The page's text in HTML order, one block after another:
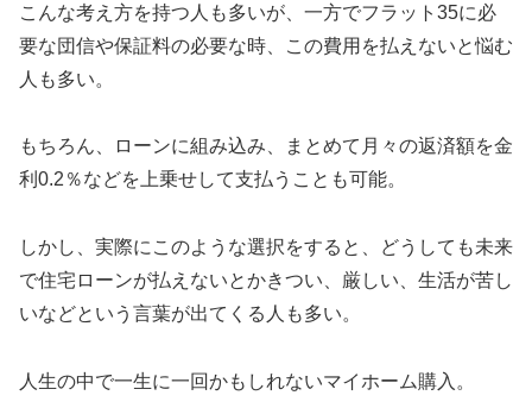
こんな考え方を持つ人も多いが、一方でフラット35に必
要な団信や保証料の必要な時、この費用を払えないと悩む
人も多い。
もちろん、ローンに組み込み、まとめて月々の返済額を金
利0.2％などを上乗せして支払うことも可能。
しかし、実際にこのような選択をすると、どうしても未来
で住宅ローンが払えないとかきつい、厳しい、生活が苦し
いなどという言葉が出てくる人も多い。
人生の中で一生に一回かもしれないマイホーム購入。